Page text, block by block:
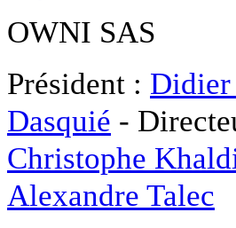
OWNI SAS
Président : Didier
Dasquié -
Christophe
Alexandre Talec